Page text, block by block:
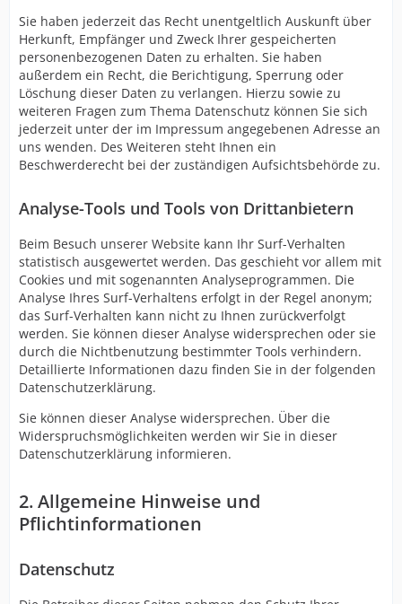
Sie haben jederzeit das Recht unentgeltlich Auskunft über
Herkunft, Empfänger und Zweck Ihrer gespeicherten
personenbezogenen Daten zu erhalten. Sie haben
außerdem ein Recht, die Berichtigung, Sperrung oder
Löschung dieser Daten zu verlangen. Hierzu sowie zu
weiteren Fragen zum Thema Datenschutz können Sie sich
jederzeit unter der im Impressum angegebenen Adresse an
uns wenden. Des Weiteren steht Ihnen ein
Beschwerderecht bei der zuständigen Aufsichtsbehörde zu.
Analyse-Tools und Tools von Drittanbietern
Beim Besuch unserer Website kann Ihr Surf-Verhalten
statistisch ausgewertet werden. Das geschieht vor allem mit
Cookies und mit sogenannten Analyseprogrammen. Die
Analyse Ihres Surf-Verhaltens erfolgt in der Regel anonym;
das Surf-Verhalten kann nicht zu Ihnen zurückverfolgt
werden. Sie können dieser Analyse widersprechen oder sie
durch die Nichtbenutzung bestimmter Tools verhindern.
Detaillierte Informationen dazu finden Sie in der folgenden
Datenschutzerklärung.
Sie können dieser Analyse widersprechen. Über die
Widerspruchsmöglichkeiten werden wir Sie in dieser
Datenschutzerklärung informieren.
2. Allgemeine Hinweise und
Pflichtinformationen
Datenschutz